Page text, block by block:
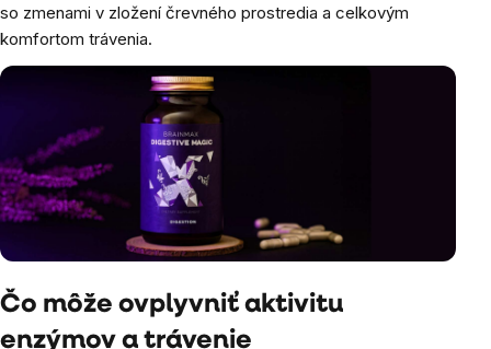
so zmenami v zložení črevného prostredia a celkovým
komfortom trávenia.
Čo môže ovplyvniť aktivitu
enzýmov a trávenie